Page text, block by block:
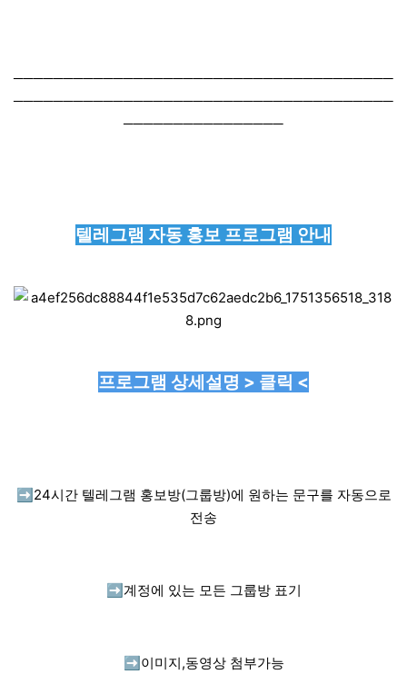
──────────────────────────────────────
──────────────────────────────────────
────────────────
텔레그램 자동 홍보 프로그램 안내
프로그램 상세설명 > 클릭 <
➡️ 24시간 텔레그램 홍보방(그룹방)에 원하는 문구를 자동으로
전송
➡️ 계정에 있는 모든 그룹방 표기
➡️ 이미지,동영상 첨부가능